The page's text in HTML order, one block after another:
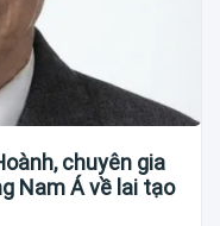
chuyên gia
Nam Á về lai tạo